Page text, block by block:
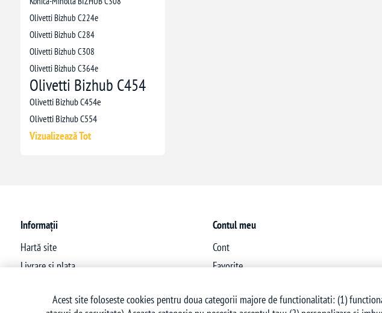
Olivetti Bizhub C224e
Olivetti Bizhub C284
Olivetti Bizhub C308
Olivetti Bizhub C364e
Olivetti Bizhub C454
Olivetti Bizhub C454e
Olivetti Bizhub C554
Vizualizează Tot
Informații
Hartă site
Livrare si plata
Termeni si conditii
Contul meu
Cont
Favorite
Acest site foloseste cookies pentru doua categorii majore de functionalitati: (1)